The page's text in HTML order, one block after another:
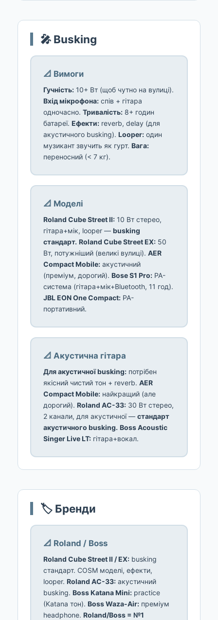
🎤 Busking
📐 Вимоги
Гучність: 10+ Вт (щоб чутно на вулиці).
Вхід мікрофона: спів + гітара
одночасно. Тривалість: 8+ годин
батареї. Ефекти: reverb, delay (для
акустичного busking). Looper: один
музикант звучить як гурт. Вага:
переносний (< 7 кг).
📐 Моделі
Roland Cube Street II: 10 Вт стерео,
гітара+мік, looper — busking
стандарт. Roland Cube Street EX: 50
Вт, потужніший (великі вулиці). AER
Compact Mobile: акустичний
(преміум, дорогий). Bose S1 Pro: PA-
система (гітара+мік+Bluetooth, 11 год).
JBL EON One Compact: PA-
портативний.
📐 Акустична гітара
Для акустичної busking: потрібен
якісний чистий тон + reverb. AER
Compact Mobile: найкращий (але
дорогий). Roland AC-33: 30 Вт стерео,
2 канали, для акустичної — стандарт
акустичного busking. Boss Acoustic
Singer Live LT: гітара+вокал.
🏷️ Бренди
📐 Roland / Boss
Roland Cube Street II / EX: busking
стандарт. COSM моделі, ефекти,
looper. Roland AC-33: акустичний
busking. Boss Katana Mini: practice
(Katana тон). Boss Waza-Air: преміум
headphone. Roland/Boss = №1